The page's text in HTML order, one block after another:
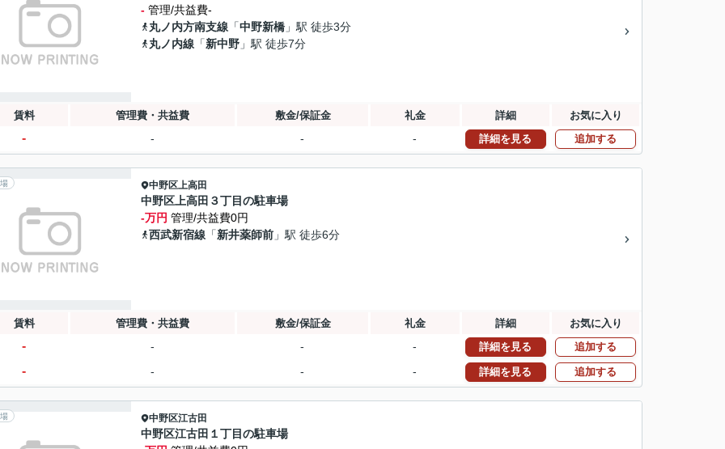
- 管理/共益費-
丸ノ内方南支線 「中野新橋 」駅 徒歩3分
丸ノ内線 「新中野 」駅 徒歩7分
賃料 管理費・共益費 敷金/保証金 礼金 詳細 お気に入り
- - - - 詳細を見る 追加する
中野区上高田
中野区上高田３丁目の駐車場
-万円 管理/共益費0円
西武新宿線 「新井薬師前 」駅 徒歩6分
賃料 管理費・共益費 敷金/保証金 礼金 詳細 お気に入り
- - - - 詳細を見る 追加する
- - - - 詳細を見る 追加する
中野区江古田
中野区江古田１丁目の駐車場